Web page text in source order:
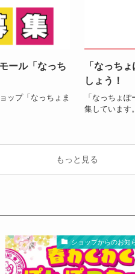
ール「なっち
ップ「なっちょま
「なっち
しょう！
「なっちょ
集していま
もっと見る
ショップからのお知